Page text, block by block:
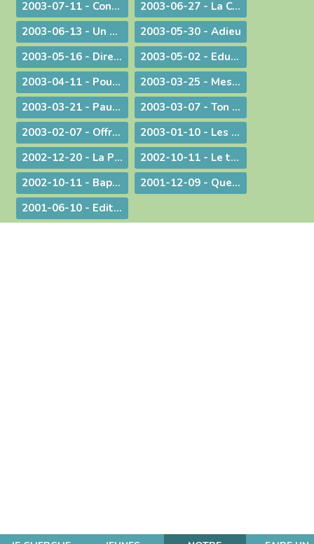
2003-07-11 - Continuez votre oeuvre précieuse et irremplaçable
2003-06-27 - La Constitution européenne : ultime version - Un silence plus éloquent que toutes les paroles
2003-06-13 - Un préambule contesté
2003-05-30 - Adieu
2003-05-16 - Dire merci !
2003-05-02 - Education et vocation
2003-04-11 - Pour une catéchèse pascale
2003-03-25 - Message aux communautés musulmanes et chrétiennes de Bourg-en-Bresse
2003-03-21 - Paul Couturier, apôtre de l'unité
2003-03-07 - Ton Père voit dans le secret !
2003-02-07 - Offrir ses mains et son cœur
2003-01-10 - Les bienfaits du dialogue œcuménique
2002-12-20 - La Prière à Marie : un itinéraire de contemplation, une source pour l'action
2002-10-11 - Le temps de la mission
2002-10-11 - Baptême et mariage - Dans une pastorale d'évangélisation harmoniser nos pratiques pour mieux proposer la foi
2001-12-09 - Questions d'actualité avec Mgr Bagnard
2001-06-10 - Edito : Pour qu'ils aient la vie en abondance !